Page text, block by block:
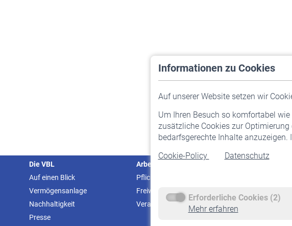
Informationen zu Cookies
Auf unserer Website setzen wir
Um Ihren Besuch so komfortabel
zusätzliche Cookies zur Optimierung
bedarfsgerechte Inhalte
Cookie-Policy
Datenschutz
Erforderliche Cookies (2)
Mehr erfahren
Die VBL
Auf einen Blick
Vermögensanlage
Nachhaltigkeit
Presse
Arbeitgeber
Pflichtversicherung
Freiwillige Versicherung
Veranstaltungen
Staatliche